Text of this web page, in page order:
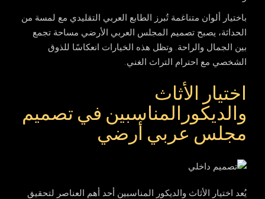
باختيار ألوان متناغمة تُبرز الطابع العربي التقليدي مع لمسة من
الحداثة، يصبح تصميم المجلس العربي الأرضي مساحة تجمع
بين الجمال والراحة. وتظل هذه الخيارات انعكاسًا للذوق
الشخصي مع احترام التراث الغني.
اختيار الأثاث
والديكورالمناسبين في تصميم
مجلس عربي أرضي
يُعد اختيار الأثاث والديكور المناسبين أحد أهم العناصر لتحقيق